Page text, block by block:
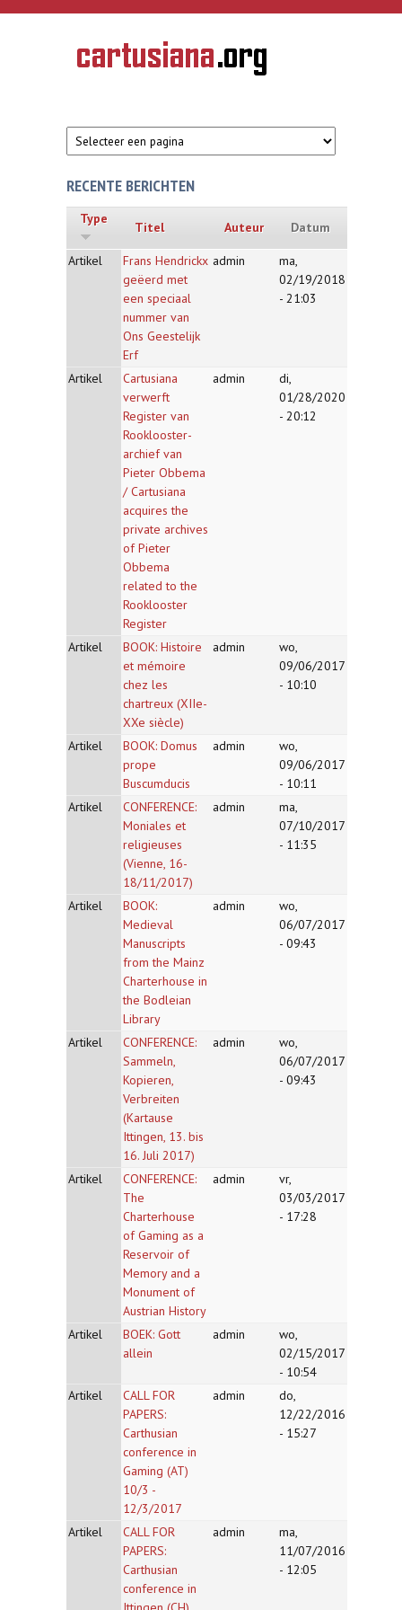
Overslaan en naar de inhoud gaan
CARTUSIANA
Geschiedenis
van de
RECENTE BERICHTEN
Type
Titel Auteur Datum
Artikel
Frans Hendrickx
geëerd met
een speciaal
nummer van
Ons Geestelijk
Erf
admin
ma,
02/19/2018
- 21:03
Artikel
Cartusiana
verwerft
Register van
Rooklooster-
archief van
Pieter Obbema
/ Cartusiana
acquires the
private archives
of Pieter
Obbema
related to the
Rooklooster
Register
admin
di,
01/28/2020
- 20:12
Artikel
BOOK: Histoire
et mémoire
chez les
chartreux (XIIe-
XXe siècle)
admin
wo,
09/06/2017
- 10:10
Artikel
BOOK: Domus
prope
Buscumducis
admin
wo,
09/06/2017
- 10:11
Artikel
CONFERENCE:
Moniales et
religieuses
(Vienne, 16-
18/11/2017)
admin
ma,
07/10/2017
- 11:35
Artikel
BOOK:
Medieval
Manuscripts
from the Mainz
Charterhouse in
the Bodleian
Library
admin
wo,
06/07/2017
- 09:43
Artikel
CONFERENCE:
Sammeln,
Kopieren,
Verbreiten
(Kartause
Ittingen, 13. bis
16. Juli 2017)
admin
wo,
06/07/2017
- 09:43
Artikel
CONFERENCE:
The
Charterhouse
of Gaming as a
Reservoir of
Memory and a
Monument of
Austrian History
admin
vr,
03/03/2017
- 17:28
Artikel
BOEK: Gott
allein
admin
wo,
02/15/2017
- 10:54
Artikel
CALL FOR
PAPERS:
Carthusian
conference in
Gaming (AT)
10/3 -
12/3/2017
admin
do,
12/22/2016
- 15:27
Artikel
CALL FOR
PAPERS:
Carthusian
conference in
admin
ma,
11/07/2016
- 12:05